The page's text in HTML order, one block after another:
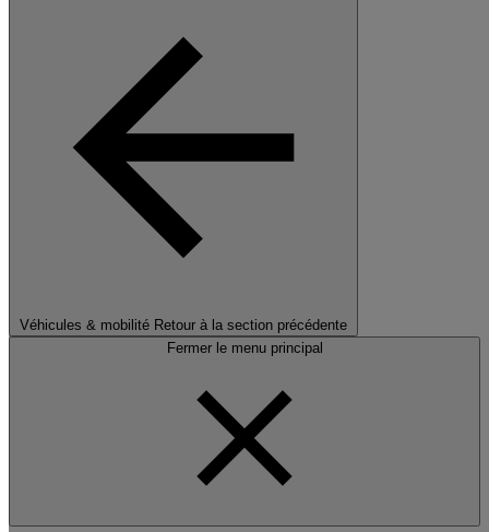
Véhicules & mobilité Retour à la section précédente
Fermer le menu principal